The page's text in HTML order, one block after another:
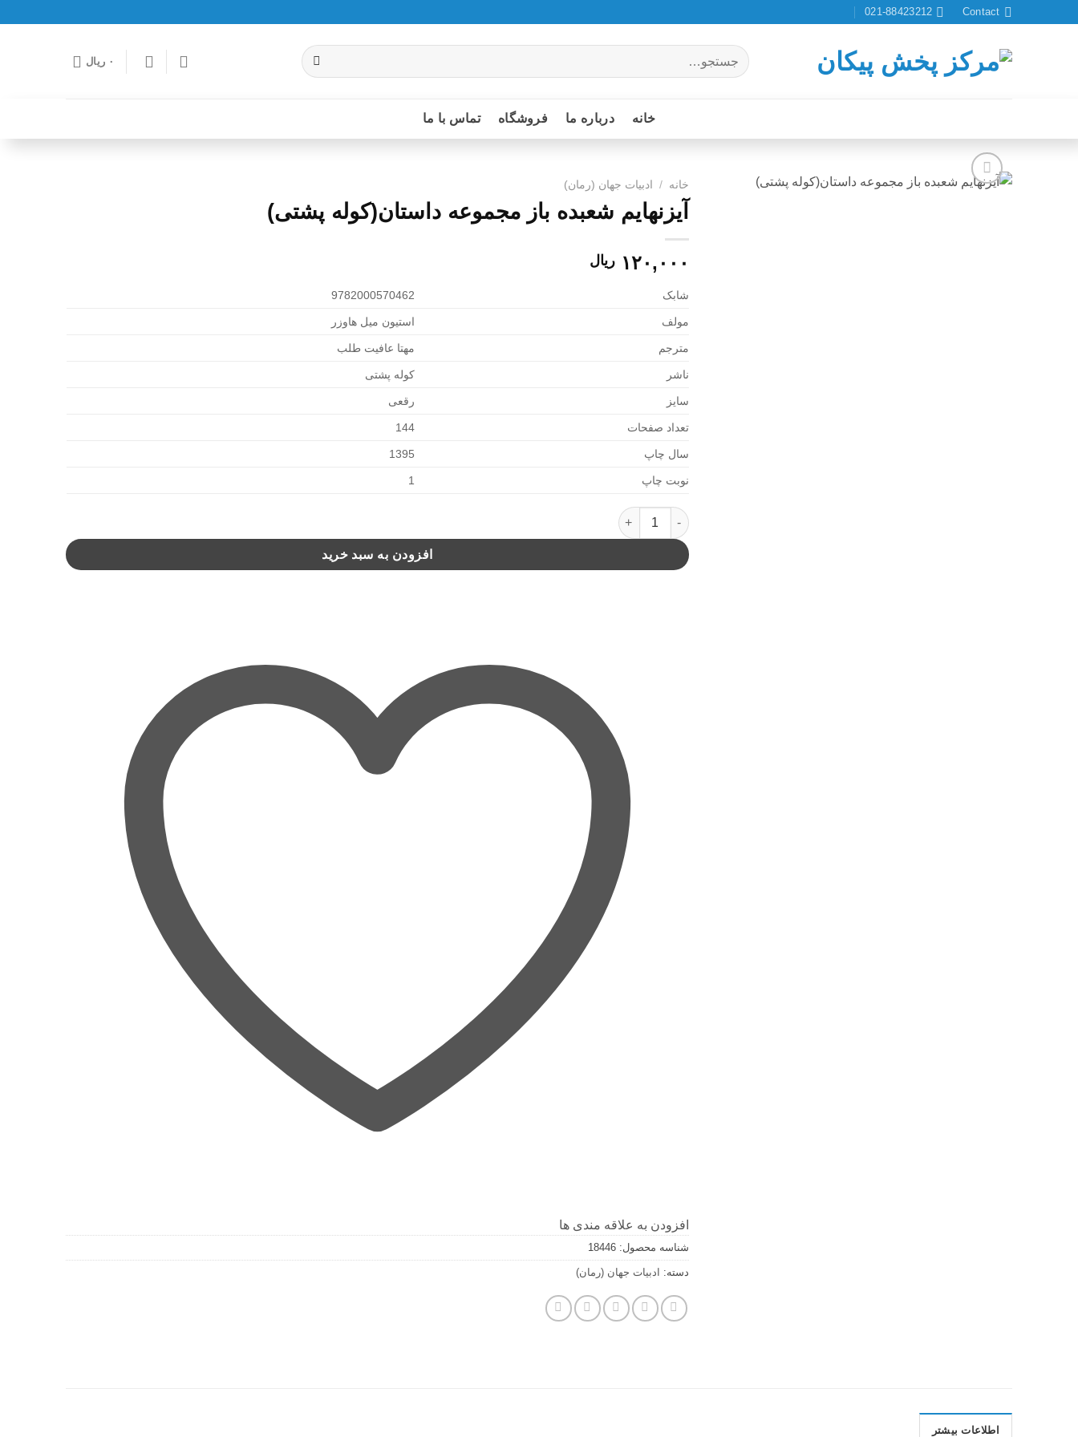
Contact
021-88423212
جستجو
برای:
۰ ریال
خانه درباره ما فروشگاه تماس با ما
خانه / ادبیات جهان (رمان)
آیزنهایم شعبده باز مجموعه داستان(کوله پشتی)
۱۲۰,۰۰۰ ریال
شابک 9782000570462
مولف استیون میل هاوزر
مترجم مهتا عافیت طلب
ناشر کوله پشتی
سایز رقعی
تعداد صفحات 144
سال چاپ 1395
نوبت چاپ 1
آیزنهایم شعبده باز مجموعه داستان(کوله پشتی) عدد
افزودن به سبد خرید
افزودن به علاقه مندی ها
شناسه محصول:18446
دسته: ادبیات جهان (رمان)
اطلاعات بیشتر